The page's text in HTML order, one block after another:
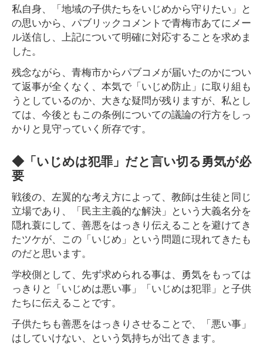
私自身、「地域の子供たちをいじめから守りたい」と
の思いから、パブリックコメントで青梅市あてにメー
ル送信し、上記について明確に対応することを求めま
した。
残念ながら、青梅市からパブコメが届いたのかについ
て返事が全くなく、本気で「いじめ防止」に取り組も
うとしているのか、大きな疑問が残りますが、私とし
ては、今後ともこの条例についての議論の行方をしっ
かりと見守っていく所存です。
◆「いじめは犯罪」だと言い切る勇気が必
要
戦後の、左翼的な考え方によって、教師は生徒と同じ
立場であり、「民主主義的な解決」という大義名分を
隠れ蓑にして、善悪をはっきり伝えることを避けてき
たツケが、この「いじめ」という問題に現れてきたも
のだと思います。
学校側として、先ず求められる事は、勇気をもっては
っきりと「いじめは悪い事」「いじめは犯罪」と子供
たちに伝えることです。
子供たちも善悪をはっきりさせることで、「悪い事」
はしていけない、という気持ちが出てきます。